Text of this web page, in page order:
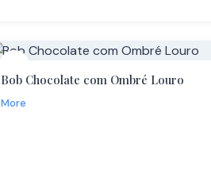
Bob Chocolate com Ombré Louro
More